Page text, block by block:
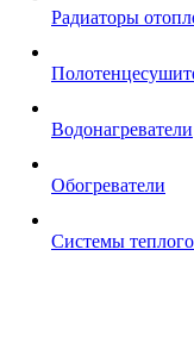
Радиаторы
Водонагреватели
Обогреватели
Системы